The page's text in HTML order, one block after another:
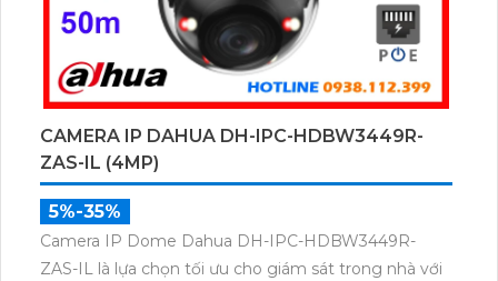
CAMERA IP DAHUA DH-IPC-HDBW3449R-
ZAS-IL (4MP)
5%-35%
Camera IP Dome Dahua DH-IPC-HDBW3449R-
ZAS-IL là lựa chọn tối ưu cho giám sát trong nhà với